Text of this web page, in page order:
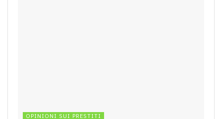
OPINIONI SUI PRESTITI